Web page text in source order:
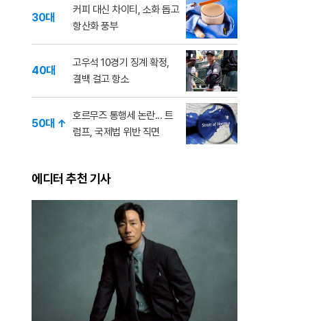
30대
커피 대신 차이티, 소화 돕고
항산화 풍부
40대
고우석 10경기 징계 확정,
결백 걸고 항소
50대 ↑
호르무즈 통행세 논란... 트
럼프, 국제법 위반 직면
에디터 추천 기사